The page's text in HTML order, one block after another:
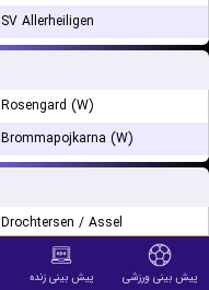
SV Allerheiligen
Rosengard (W)
Brommapojkarna (W)
Drochtersen / Assel
HSC Hannover
پیش بینی ورزشی پیش بینی زنده